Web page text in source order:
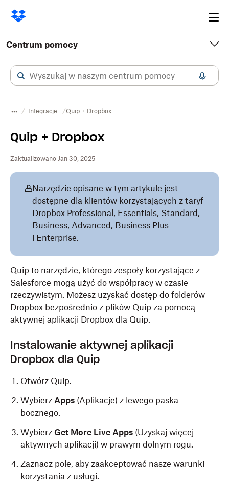
Centrum pomocy
Integracje Quip + Dropbox
Quip + Dropbox
Zaktualizowano Jan 30, 2025
Narzędzie opisane w tym artykule jest
dostępne dla klientów korzystających z taryf
Dropbox Professional, Essentials, Standard,
Business, Advanced, Business Plus
i Enterprise.
Quip to narzędzie, którego zespoły korzystające z
Salesforce mogą użyć do współpracy w czasie
rzeczywistym. Możesz uzyskać dostęp do folderów
Dropbox bezpośrednio z plików Quip za pomocą
aktywnej aplikacji Dropbox dla Quip.
Instalowanie aktywnej aplikacji
Dropbox dla Quip
Otwórz Quip.
Wybierz Apps (Aplikacje) z lewego paska
bocznego.
Wybierz Get More Live Apps (Uzyskaj więcej
aktywnych aplikacji) w prawym dolnym rogu.
Zaznacz pole, aby zaakceptować nasze warunki
korzystania z usługi.